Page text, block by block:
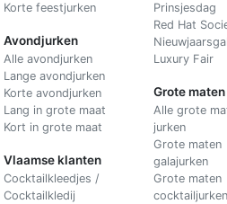
Korte feestjurken
Avondjurken
Alle avondjurken
Lange avondjurken
Korte avondjurken
Lang in grote maat
Kort in grote maat
Vlaamse klanten
Cocktailkleedjes /
Cocktailkledij
Prinsjesdag
Red Hat
Luxury Fair
Grote maten
Alle grote
jurken
Grote maten
galajurken
Grote maten
cocktailjurken